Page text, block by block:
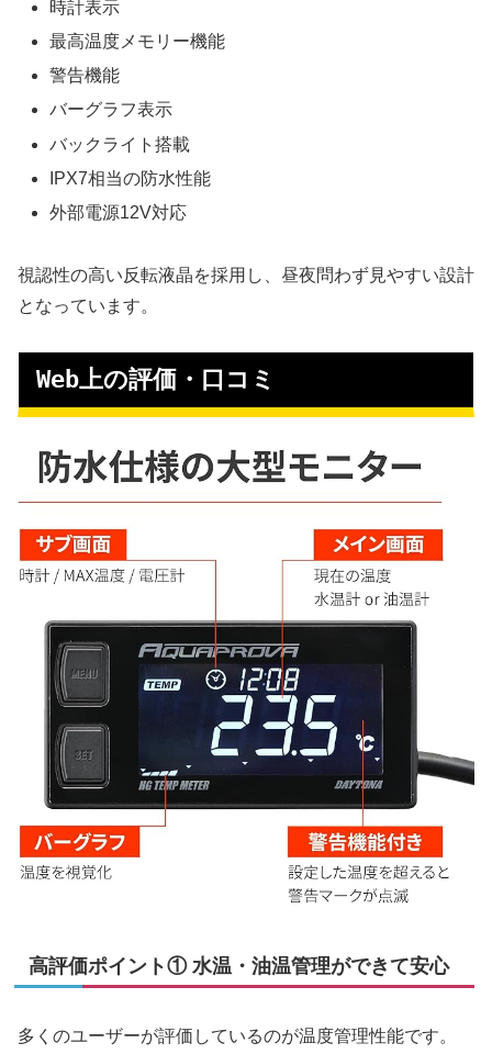
時計表示
最高温度メモリー機能
警告機能
バーグラフ表示
バックライト搭載
IPX7相当の防水性能
外部電源12V対応
視認性の高い反転液晶を採用し、昼夜問わず見やすい設計
となっています。
Web上の評価・口コミ
高評価ポイント① 水温・油温管理ができて安心
多くのユーザーが評価しているのが温度管理性能です。